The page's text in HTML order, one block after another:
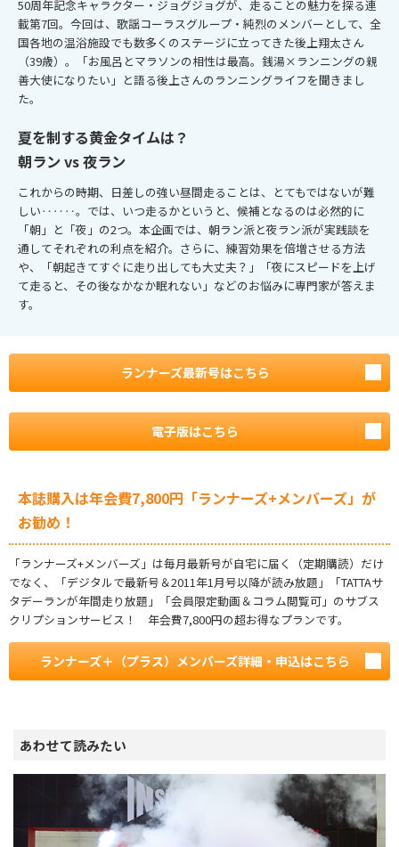
50周年記念キャラクター・ジョグジョグが、走ることの魅力を探る連
載第7回。今回は、歌謡コーラスグループ・純烈のメンバーとして、全
国各地の温浴施設でも数多くのステージに立ってきた後上翔太さん
（39歳）。「お風呂とマラソンの相性は最高。銭湯×ランニングの親
善大使になりたい」と語る後上さんのランニングライフを聞きまし
た。
夏を制する黄金タイムは？
朝ラン vs 夜ラン
これからの時期、日差しの強い昼間走ることは、とてもではないが難
しい‥‥‥。では、いつ走るかというと、候補となるのは必然的に
「朝」と「夜」の2つ。本企画では、朝ラン派と夜ラン派が実践談を
通してそれぞれの利点を紹介。さらに、練習効果を倍増させる方法
や、「朝起きてすぐに走り出しても大丈夫？」「夜にスピードを上げ
て走ると、その後なかなか眠れない」などのお悩みに専門家が答えま
す。
ランナーズ最新号はこちら
電子版はこちら
本誌購入は年会費7,800円「ランナーズ+メンバーズ」が
お勧め！
「ランナーズ+メンバーズ」は毎月最新号が自宅に届く（定期購読）だけ
でなく、「デジタルで最新号＆2011年1月号以降が読み放題」「TATTAサ
タデーランが年間走り放題」「会員限定動画＆コラム閲覧可」のサブス
クリプションサービス！ 年会費7,800円の超お得なプランです。
ランナーズ＋（プラス）メンバーズ詳細・申込はこちら
あわせて読みたい